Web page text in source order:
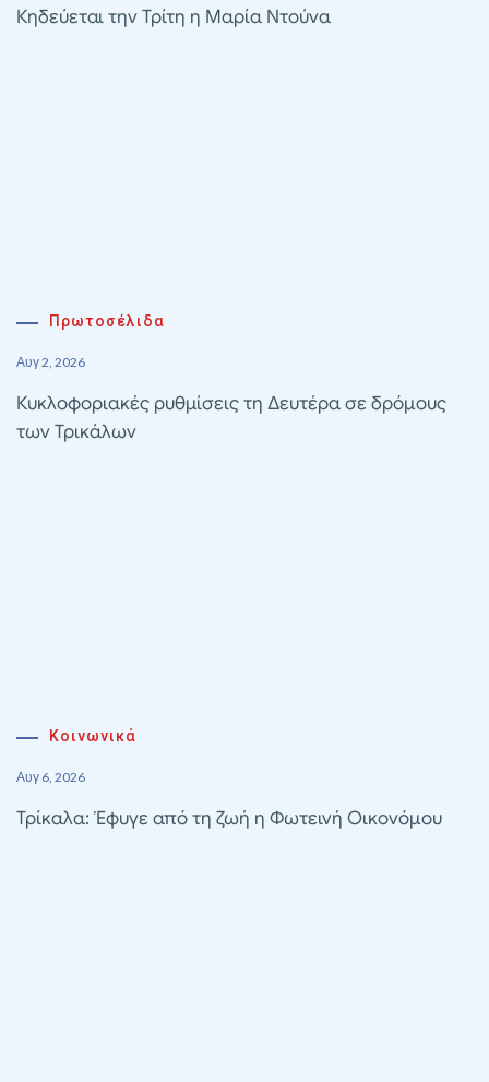
Κηδεύεται την Τρίτη η Μαρία Ντούνα
Πρωτοσέλιδα
Αυγ 2, 2026
Κυκλοφοριακές ρυθμίσεις τη Δευτέρα σε δρόμους
των Τρικάλων
Κοινωνικά
Αυγ 6, 2026
Τρίκαλα: Έφυγε από τη ζωή η Φωτεινή Οικονόμου